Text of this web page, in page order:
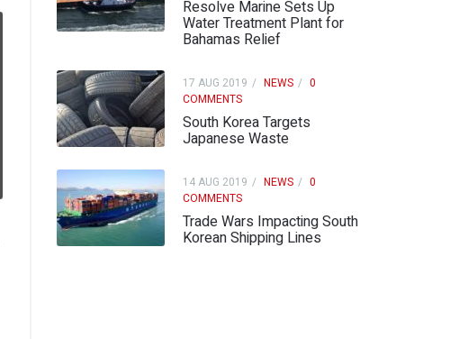
Resolve Marine Sets Up
Water Treatment Plant for
Bahamas Relief
17 AUG 2019 NEWS
0
COMMENTS
South Korea Targets
Japanese Waste
14 AUG 2019 NEWS
0
COMMENTS
Trade Wars Impacting South
Korean Shipping Lines